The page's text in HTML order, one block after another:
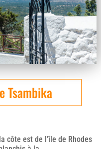
Tsambika
côte est de l’île de Rhodes